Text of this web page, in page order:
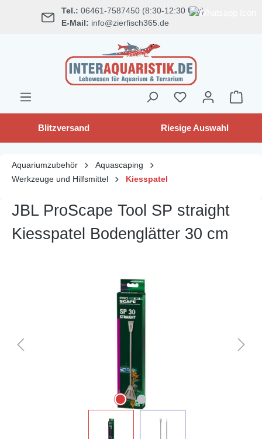
springen Tel.: 06461-7587450 (8:30-12:30 Uhr)
E-Mail: info@zierfisch365.de
Blitzversand Riesige Auswahl
Aquariumzubehör
Aquascaping
Werkzeuge und Hilfsmittel
Kiesspatel
JBL ProScape Tool SP straight
Kiesspatel Bodenglätter 30 cm
Bildergalerie überspringen